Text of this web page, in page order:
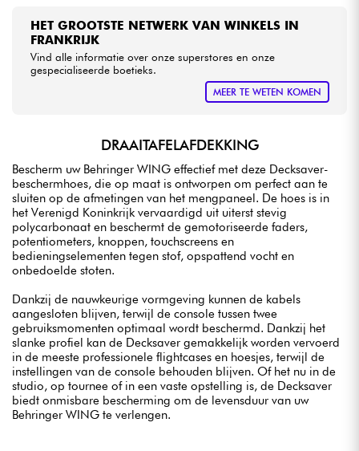
HET GROOTSTE NETWERK VAN WINKELS IN
FRANKRIJK
Vind alle informatie over onze superstores en onze
gespecialiseerde boetieks.
MEER TE WETEN KOMEN
DRAAITAFELAFDEKKING
Bescherm uw Behringer WING effectief met deze Decksaver-
beschermhoes, die op maat is ontworpen om perfect aan te
sluiten op de afmetingen van het mengpaneel. De hoes is in
het Verenigd Koninkrijk vervaardigd uit uiterst stevig
polycarbonaat en beschermt de gemotoriseerde faders,
potentiometers, knoppen, touchscreens en
bedieningselementen tegen stof, opspattend vocht en
onbedoelde stoten.
Dankzij de nauwkeurige vormgeving kunnen de kabels
aangesloten blijven, terwijl de console tussen twee
gebruiksmomenten optimaal wordt beschermd. Dankzij het
slanke profiel kan de Decksaver gemakkelijk worden vervoerd
in de meeste professionele flightcases en hoesjes, terwijl de
instellingen van de console behouden blijven. Of het nu in de
studio, op tournee of in een vaste opstelling is, de Decksaver
biedt onmisbare bescherming om de levensduur van uw
Behringer WING te verlengen.